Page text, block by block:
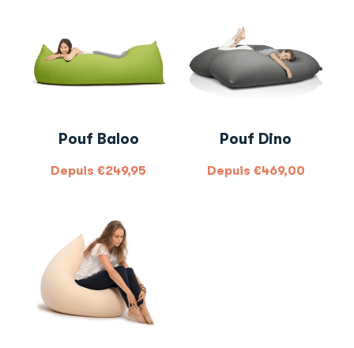
Pouf Baloo
Depuis €249,95
Pouf Dino
Depuis €469,00